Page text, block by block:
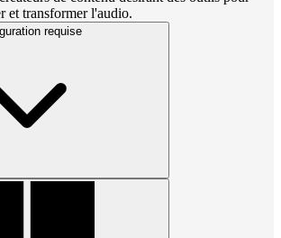
et transformer l'audio.
requise